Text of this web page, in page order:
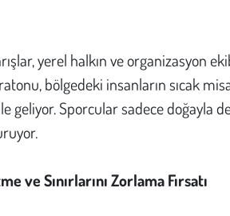
yerel halkın ve organizasyon
bölgedeki insanların sıcak
geliyor. Sporcular sadece doğayla
ve Sınırlarını Zorlama Fırsatı